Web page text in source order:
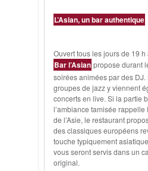
L’Asian, un bar authentique
Ouvert tous les jours de 19 h
Bar l’Asian propose durant
soirées animées par des
groupes de jazz y viennent
concerts en live. Si la partie
l’ambiance tamisée
de l’Asie, le restaurant
des classiques européens
touche typiquement
vous seront servis dans un
original.